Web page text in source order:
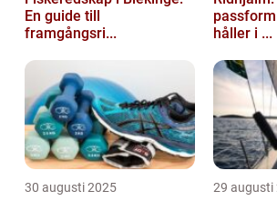
En guide till
framgångsri...
håller i ...
30 augusti 2025 29 augusti